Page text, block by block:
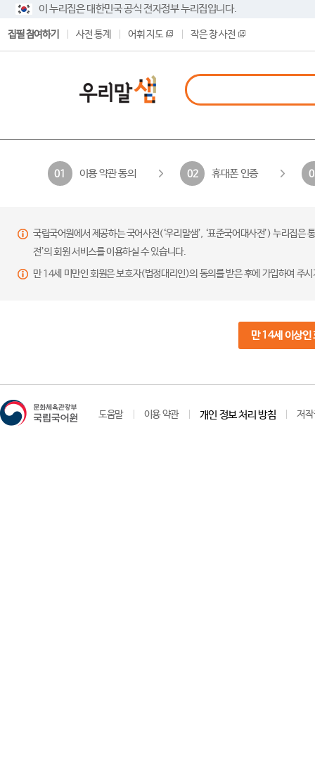
이 누리집은 대한민국 공식 전자정부 누리집입니다.
집필 참여하기 사전 통계 어휘 지도 작은 창 사전
01 이용 약관 동의 02 휴대폰 인증
국립국어원에서 제공하는 국어사전(‘우리말샘’, ‘표준국어대사전’) 누리집
전’의 회원 서비스를 이용하실 수 있습니다.
만 14세 미만인 회원은 보호자(법정대리인)의 동의를 받은 후에 가입하여 주
만 14세 이상인
도움말 이용 약관 개인 정보 처리 방침 저